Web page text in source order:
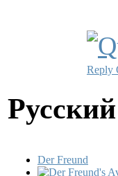
Reply
Der Freund